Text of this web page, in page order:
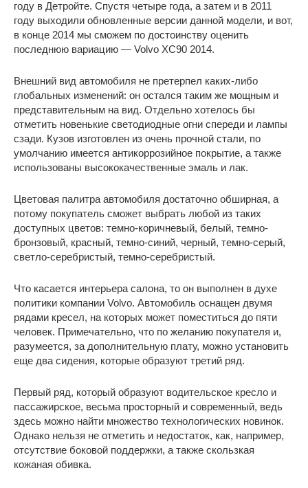
году в Детройте. Спустя четыре года, а затем и в 2011
году выходили обновленные версии данной модели, и вот,
в конце 2014 мы сможем по достоинству оценить
последнюю вариацию — Volvo XC90 2014.
Внешний вид автомобиля не претерпел каких-либо
глобальных изменений: он остался таким же мощным и
представительным на вид. Отдельно хотелось бы
отметить новенькие светодиодные огни спереди и лампы
сзади. Кузов изготовлен из очень прочной стали, по
умолчанию имеется антикоррозийное покрытие, а также
использованы высококачественные эмаль и лак.
Цветовая палитра автомобиля достаточно обширная, а
потому покупатель сможет выбрать любой из таких
доступных цветов: темно-коричневый, белый, темно-
бронзовый, красный, темно-синий, черный, темно-серый,
светло-серебристый, темно-серебристый.
Что касается интерьера салона, то он выполнен в духе
политики компании Volvo. Автомобиль оснащен двумя
рядами кресел, на которых может поместиться до пяти
человек. Примечательно, что по желанию покупателя и,
разумеется, за дополнительную плату, можно установить
еще два сидения, которые образуют третий ряд.
Первый ряд, который образуют водительское кресло и
пассажирское, весьма просторный и современный, ведь
здесь можно найти множество технологических новинок.
Однако нельзя не отметить и недостаток, как, например,
отсутствие боковой поддержки, а также скользкая
кожаная обивка.